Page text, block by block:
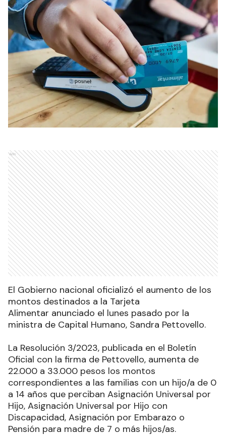
Ads
El Gobierno nacional oficializó el aumento de los
montos destinados a la Tarjeta
Alimentar anunciado el lunes pasado por la
ministra de Capital Humano, Sandra Pettovello.
La Resolución 3/2023, publicada en el Boletín
Oficial con la firma de Pettovello, aumenta de
22.000 a 33.000 pesos los montos
correspondientes a las familias con un hijo/a de 0
a 14 años que perciban Asignación Universal por
Hijo, Asignación Universal por Hijo con
Discapacidad, Asignación por Embarazo o
Pensión para madre de 7 o más hijos/as.